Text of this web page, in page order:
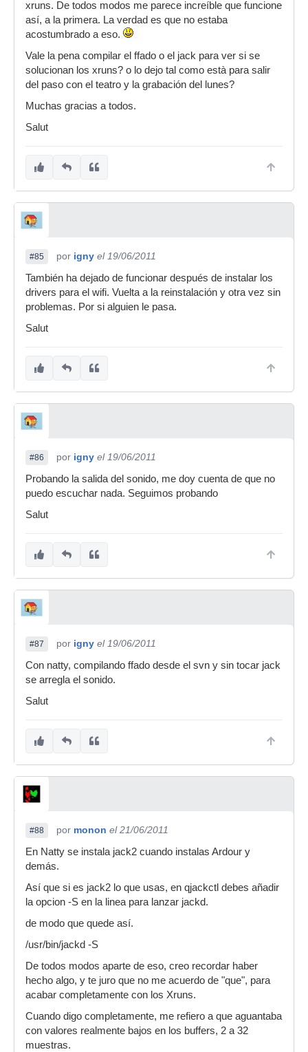
xruns. De todos modos me parece increíble que funcione
así, a la primera. La verdad es que no estaba
acostumbrado a eso.
Vale la pena compilar el ffado o el jack para ver si se
solucionan los xruns? o lo dejo tal como està para salir
del paso con el teatro y la grabación del lunes?
Muchas gracias a todos.
Salut
#85 por igny el 19/06/2011
También ha dejado de funcionar después de instalar los
drivers para el wifi. Vuelta a la reinstalación y otra vez sin
problemas. Por si alguien le pasa.
Salut
#86 por igny el 19/06/2011
Probando la salida del sonido, me doy cuenta de que no
puedo escuchar nada. Seguimos probando
Salut
#87 por igny el 19/06/2011
Con natty, compilando ffado desde el svn y sin tocar jack
se arregla el sonido.
Salut
#88 por monon el 21/06/2011
En Natty se instala jack2 cuando instalas Ardour y
demás.
Así que si es jack2 lo que usas, en qjackctl debes añadir
la opcion -S en la linea para lanzar jackd.
de modo que quede así.
/usr/bin/jackd -S
De todos modos aparte de eso, creo recordar haber
hecho algo, y te juro que no me acuerdo de "que", para
acabar completamente con los Xruns.
Cuando digo completamente, me refiero a que aguantaba
con valores realmente bajos en los buffers, 2 a 32
muestras.